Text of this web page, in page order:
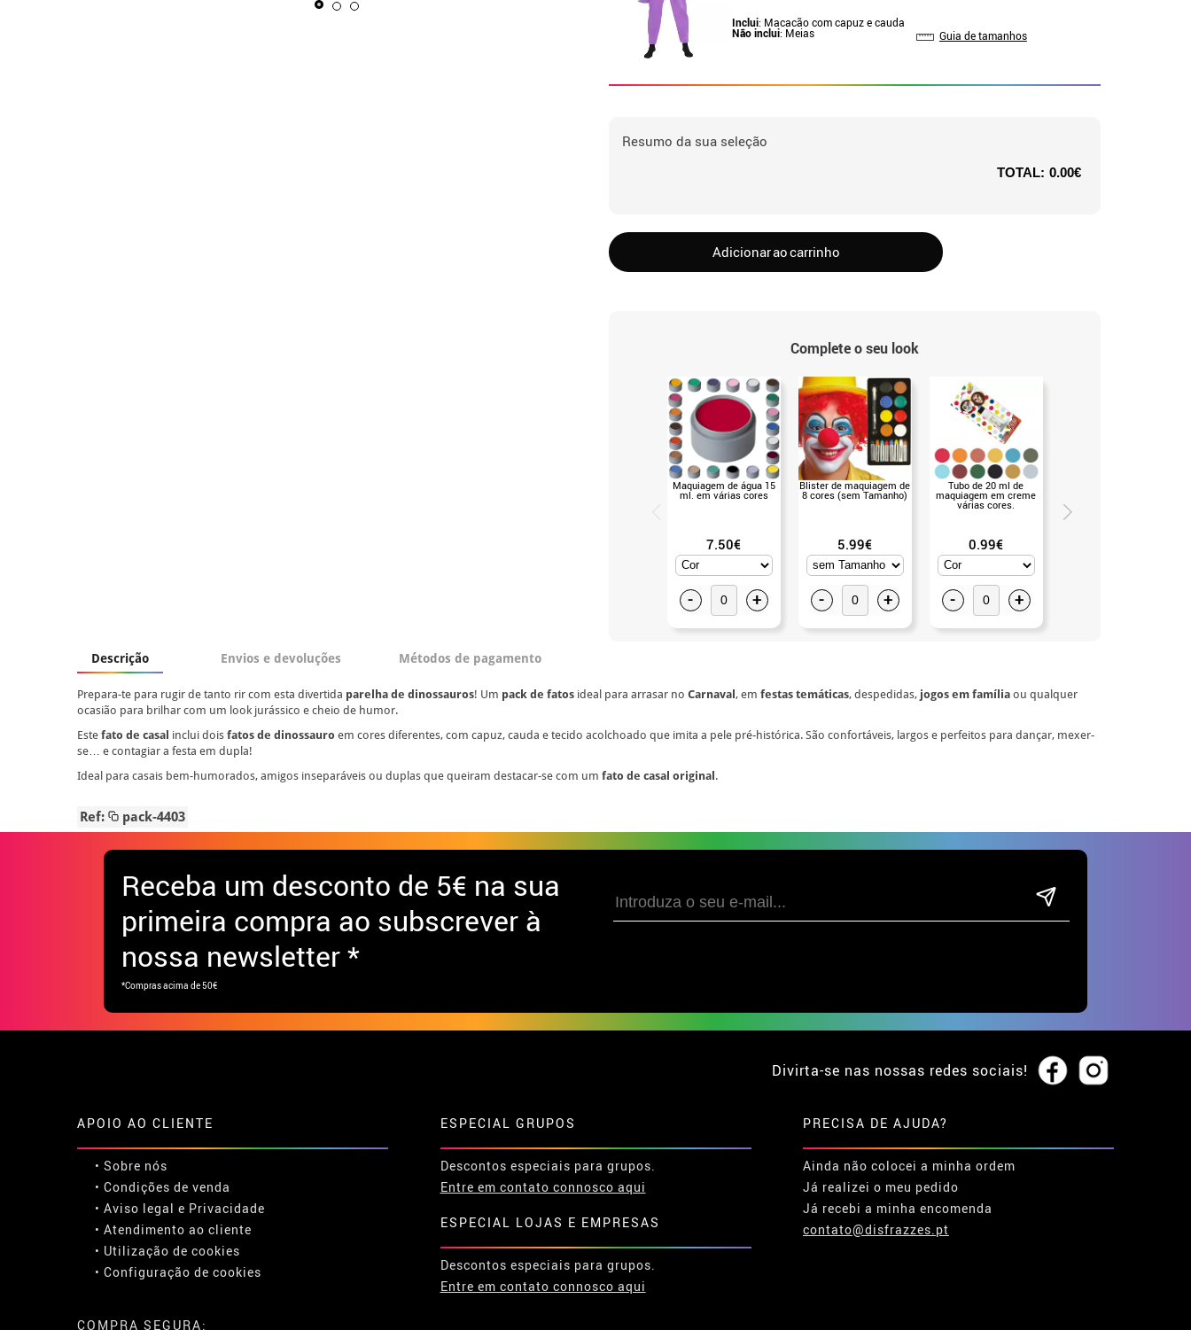
Inclui: Macacão com capuz e cauda
Não inclui: Meias Guia de tamanhos
Resumo da sua seleção
TOTAL: 0.00€
Adicionar ao carrinho
Complete o seu look
Maquiagem de água 15
ml. em várias cores
7.50€
- +
Blister de maquiagem de
8 cores (sem Tamanho)
5.99€
- +
Tubo de 20 ml de
maquiagem em creme
várias cores.
0.99€
- +
Descrição Envios e devoluções Métodos de pagamento
Prepara-te para rugir de tanto rir com esta divertida parelha de dinossauros! Um pack de fatos ideal para arrasar no Carnaval, em festas temáticas, despedidas, jogos em família ou qualquer
ocasião para brilhar com um look jurássico e cheio de humor.
Este fato de casal inclui dois fatos de dinossauro em cores diferentes, com capuz, cauda e tecido acolchoado que imita a pele pré-histórica. São confortáveis, largos e perfeitos para dançar, mexer-
se… e contagiar a festa em dupla!
Ideal para casais bem-humorados, amigos inseparáveis ou duplas que queiram destacar-se com um fato de casal original.
Ref: pack-4403
Receba um desconto de 5€ na sua
primeira compra ao subscrever à
nossa newsletter *
*Compras acima de 50€
Divirta-se nas nossas redes sociais!
APOIO AO CLIENTE
• Sobre nós
• Condições de venda
• Aviso legal e Privacidade
• Atendimento ao cliente
• Utilização de cookies
• Configuração de cookies
ESPECIAL GRUPOS
Descontos especiais para grupos.
Entre em contato connosco aqui
ESPECIAL LOJAS E EMPRESAS
Descontos especiais para grupos.
Entre em contato connosco aqui
PRECISA DE AJUDA?
Ainda não colocei a minha ordem
Já realizei o meu pedido
Já recebi a minha encomenda
contato@disfrazzes.pt
COMPRA SEGURA: